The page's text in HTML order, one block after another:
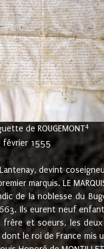
de ROUGEMONT4
février 1555
devint
marquis. LE
de la noblesse du
Ils eurent neuf
et soeurs, les
le roi de France mis